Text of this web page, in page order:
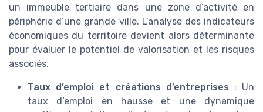
un immeuble tertiaire dans une zone d’activité en
périphérie d’une grande ville. L’analyse des indicateurs
économiques du territoire devient alors déterminante
pour évaluer le potentiel de valorisation et les risques
associés.
Taux d’emploi et créations d’entreprises : Un
taux d’emploi en hausse et une dynamique